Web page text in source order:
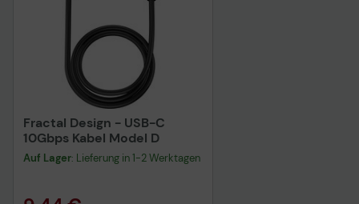
Fractal Design - USB-C
10Gbps Kabel Model D
Auf Lager: Lieferung in 1-2 Werktagen